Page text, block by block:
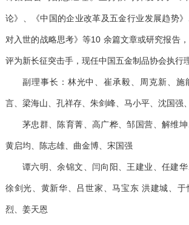
论》、《中国的企业改革及五金行业发展趋势
对入世的战略思考》等10 余篇文章或研究报告
评为新长征突击手，现任中国五金制品协会执行
副理事长：林光中、崔承毅、周克新、施
言、梁海山、孔祥存、朱剑峰、马小平、沈国强
茅忠群、陈育菁、高广桦、邹国营、解维坤
黄启均、陈志雄、曲金博、宋国强
谭六明、余锦文、闫向阳、王建业、任建华
徐剑光、黄新华、吕世家、马宝东 洪建城、于
烈、姜天恩